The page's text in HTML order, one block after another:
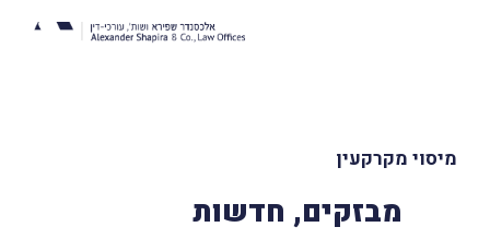
מיסוי מקרקעין
מבזקים, חדשות